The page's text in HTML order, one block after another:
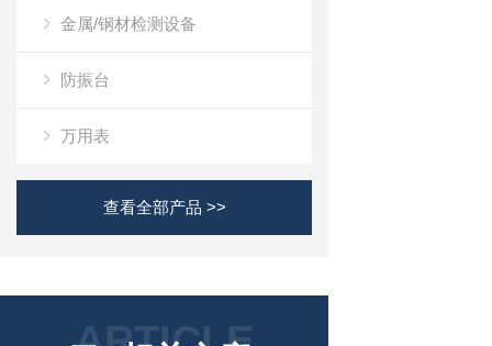
金属/钢材检测设备
防振台
万用表
查看全部产品 >>